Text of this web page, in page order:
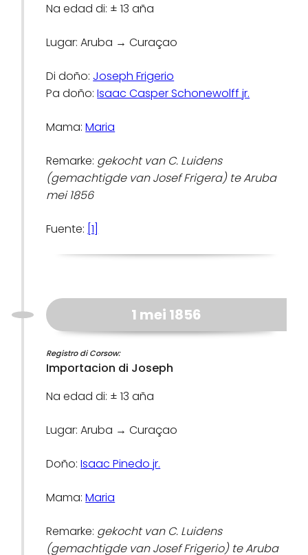
Na edad di: ± 13 aña
Lugar: Aruba → Curaçao
Di doño: Joseph Frigerio
Pa doño:Isaac Casper Schonewolff jr.
Mama:Maria
Remarke: gekocht van C. Luidens
(gemachtigde van Josef Frigera) te Aruba
mei 1856
Fuente: [1]
1 mei 1856
Registro di Corsow:
Importacion di Joseph
Na edad di: ± 13 aña
Lugar: Aruba → Curaçao
Doño:Isaac Pinedo jr.
Mama:Maria
Remarke: gekocht van C. Luidens
(gemachtigde van Josef Frigerio) te Aruba